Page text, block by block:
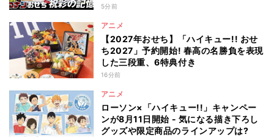
5分前
アニメ
【2027年おせち】「ハイキュー!! おせ
ち2027」予約開始! 春高の名勝負を表現
した三段重、6特典付き
16分前
アニメ
ローソン×「ハイキュー!!」キャンペー
ンが8月11日開始 - 気になる描き下ろし
グッズや限定商品のラインアップは?